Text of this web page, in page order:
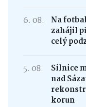
6. 08.
Na
zahájil
celý
5. 08.
Silnice
nad
korun